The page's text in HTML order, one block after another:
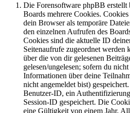
Die Forensoftware phpBB erstellt
Boards mehrere Cookies.
dein Browser als temporäre
den einzelnen Aufrufen des
Cookies sind die aktuelle ID
Seitenaufrufe zugeordnet werden
über die von dir gelesenen
gelesen/ungelesen; sofern du
Informationen über deine
nicht angemeldet bist)
Benutzer-ID, ein
Session-ID gespeichert. Die
eine Gültigkeit von einem Jahr.